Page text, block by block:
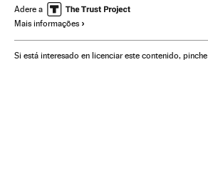
Ricardo Salles Meio ambiente
Joseph Biden
Cúpula do clima Aquecimento global
Adere a
Mais informações
Si está interesado en licenciar este contenido, pinche